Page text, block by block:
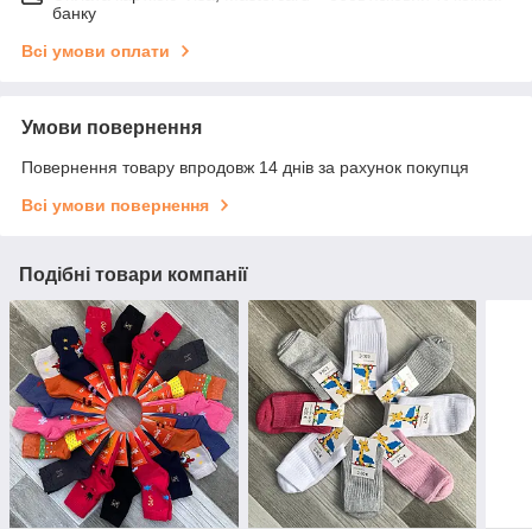
банку
Всі умови оплати
Умови повернення
Повернення товару впродовж 14 днів за рахунок покупця
Всі умови повернення
Подібні товари компанії